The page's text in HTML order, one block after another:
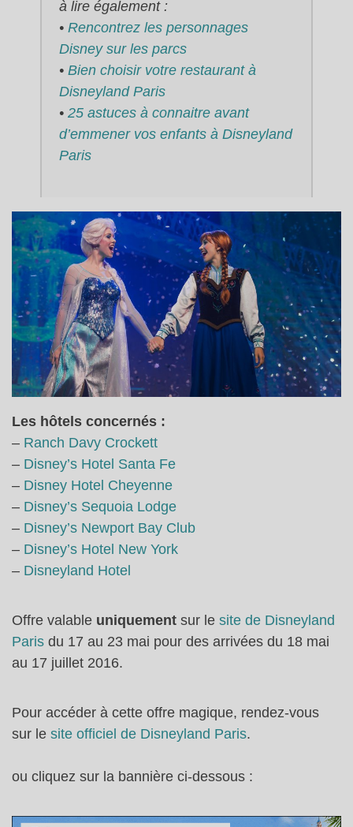
à lire également :
• Rencontrez les personnages
Disney sur les parcs
•Bien choisir votre restaurant à
Disneyland Paris
• 25 astuces à connaitre avant
d’emmener vos enfants à Disneyland
Paris
Les hôtels concernés :
– Ranch Davy Crockett
– Disney’s Hotel Santa Fe
– Disney Hotel Cheyenne
– Disney’s Sequoia Lodge
– Disney’s Newport Bay Club
– Disney’s Hotel New York
– Disneyland Hotel
Offre valable uniquement sur le site de Disneyland
Paris du 17 au 23 mai pour des arrivées du 18 mai
au 17 juillet 2016.
Pour accéder à cette offre magique, rendez-vous
sur le site officiel de Disneyland Paris.
ou cliquez sur la bannière ci-dessous :